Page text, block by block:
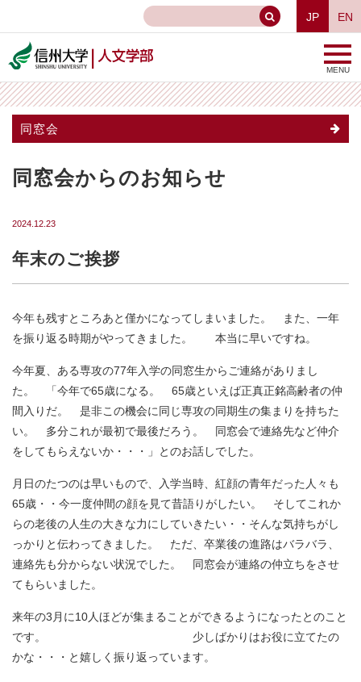
JP EN
MENU
同窓会
同窓会からのお知らせ
2024.12.23
年末のご挨拶
今年も残すところあと僅かになってしまいました。 また、一年
を振り返る時期がやってきました。 本当に早いですね。
今年夏、ある専攻の77年入学の同窓生からご連絡がありまし
た。 「今年で65歳になる。 65歳といえば正真正銘高齢者の仲
間入りだ。 是非この機会に同じ専攻の同期生の集まりを持ちた
い。 多分これが最初で最後だろう。 同窓会で連絡先など仲介
をしてもらえないか・・・」とのお話しでした。
月日のたつのは早いもので、入学当時、紅顔の青年だった人々も
65歳・・今一度仲間の顔を見て昔語りがしたい。 そしてこれか
らの老後の人生の大きな力にしていきたい・・そんな気持ちがし
っかりと伝わってきました。 ただ、卒業後の進路はバラバラ、
連絡先も分からない状況でした。 同窓会が連絡の仲立ちをさせ
てもらいました。
来年の3月に10人ほどが集まることができるようになったとのこと
です。 少しばかりはお役に立てたの
かな・・・と嬉しく振り返っています。